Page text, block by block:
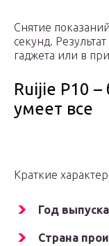
Снятие
секунд.
гаджета или в
Ruijie P10
умеет все
Краткие
Год
Страна